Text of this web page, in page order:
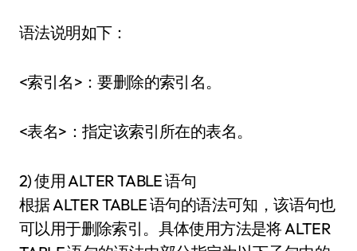
语法说明如下：
<索引名>：要删除的索引名。
<表名>：指定该索引所在的表名。
2) 使用 ALTER TABLE 语句
根据 ALTER TABLE 语句的语法可知，该语句也
可以用于删除索引。具体使用方法是将 ALTER